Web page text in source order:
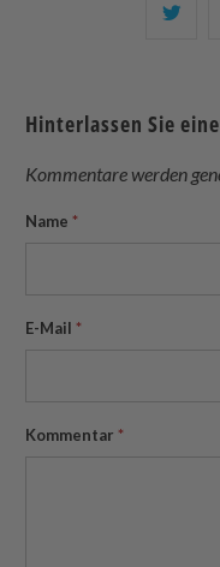
Hinterlassen Sie
Kommentare werden
Name *
E-Mail *
Kommentar *